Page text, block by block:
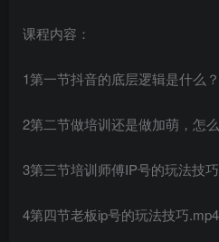
课程内容：
1第一节抖音的底层逻辑是什么
2第二节做培训还是做加萌，怎
3第三节培训师傅IP号的玩法技
4第四节老板ip号的玩法技巧.mp4